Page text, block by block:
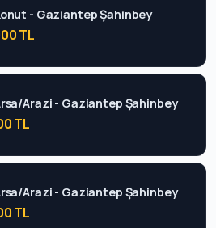
- Gaziantep Şahinbey
TL
Arazi - Gaziantep Şahinbey
TL
Arazi - Gaziantep Şahinbey
TL